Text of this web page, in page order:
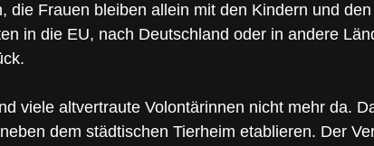
die Frauen bleiben allein mit den Kindern und
in die EU, nach Deutschland oder in andere
viele altvertraute Volontärinnen nicht mehr da.
dem städtischen Tierheim etablieren. Der